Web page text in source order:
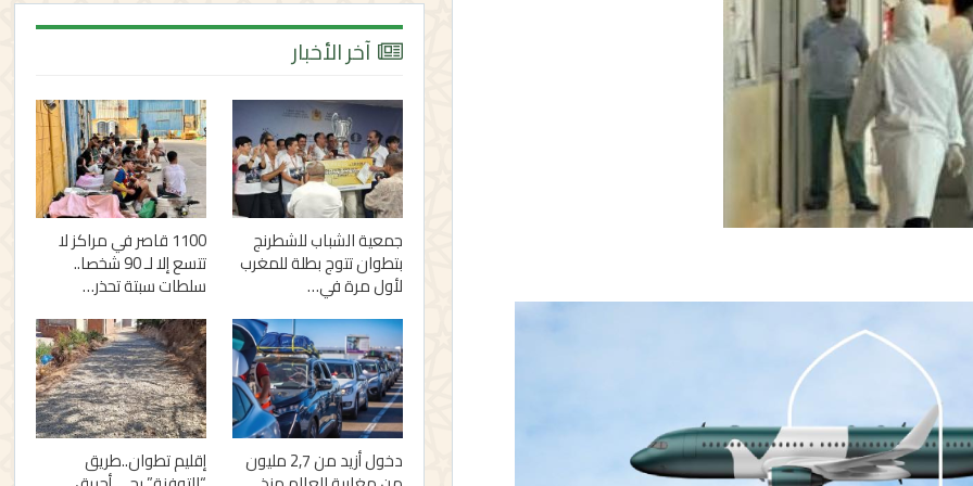
آخر الأخبار
جمعية الشباب للشطرنج
بتطوان تتوج بطلة للمغرب
لأول مرة في…
1100 قاصر في مراكز لا
تتسع إلا لـ 90 شخصا..
سلطات سبتة تحذر…
دخول أزيد من 2,7 مليون إقليم تطوان..طريق